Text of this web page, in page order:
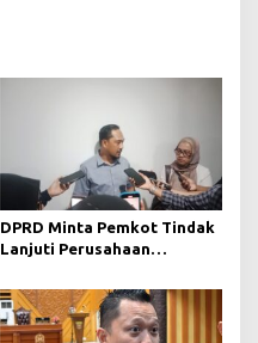
DPRD Minta Pemkot Tindak
Lanjuti Perusahaan